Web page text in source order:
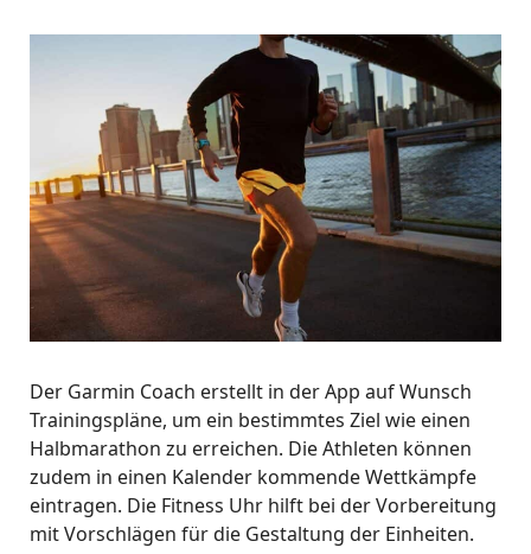
Der Garmin Coach erstellt in der App auf Wunsch
Trainingspläne, um ein bestimmtes Ziel wie einen
Halbmarathon zu erreichen. Die Athleten können
zudem in einen Kalender kommende Wettkämpfe
eintragen. Die Fitness Uhr hilft bei der Vorbereitung
mit Vorschlägen für die Gestaltung der Einheiten.